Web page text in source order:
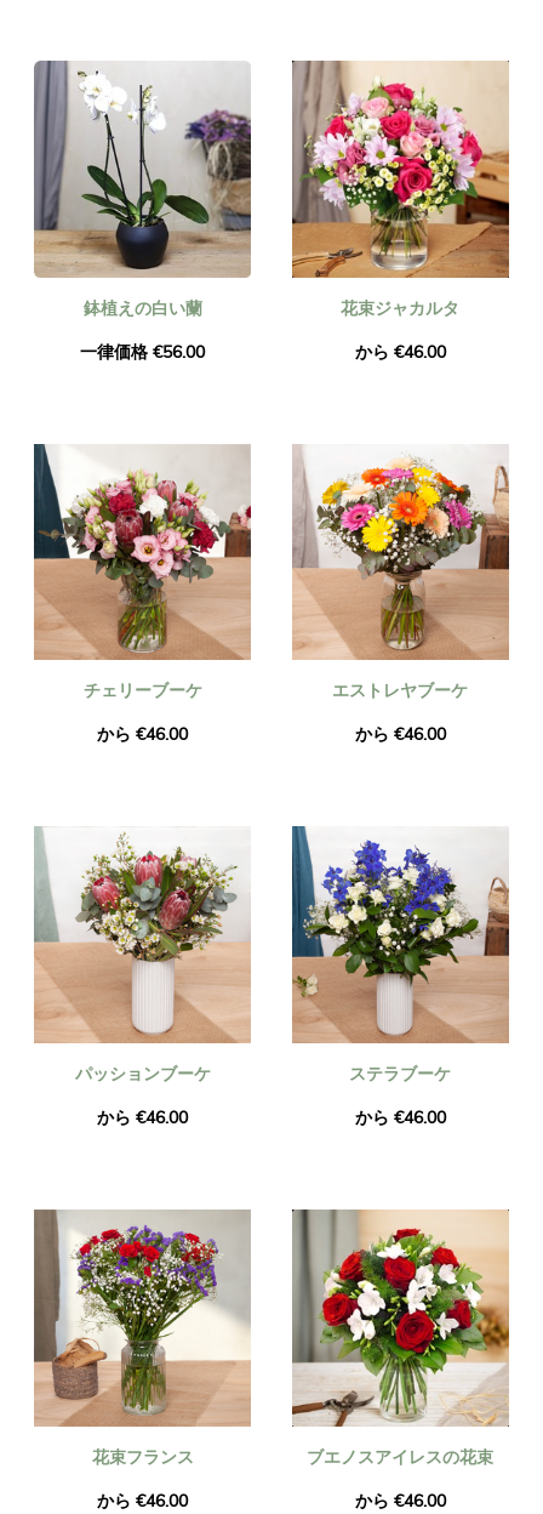
鉢植えの白い蘭
一律価格 €56.00
花束ジャカルタ
から €46.00
チェリーブーケ
から €46.00
エストレヤブーケ
から €46.00
パッションブーケ
から €46.00
ステラブーケ
から €46.00
花束フランス
から €46.00
ブエノスアイレスの花束
から €46.00